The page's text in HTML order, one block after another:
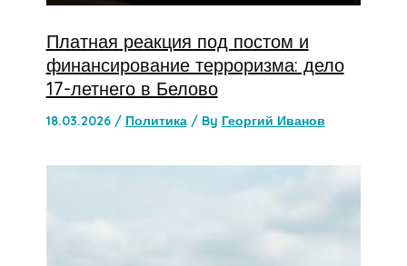
Платная реакция под постом и
финансирование терроризма: дело
17-летнего в Белово
18.03.2026 / Политика/ By Георгий Иванов